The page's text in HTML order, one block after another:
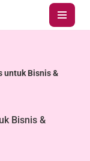
untuk Bisnis &
Bisnis &